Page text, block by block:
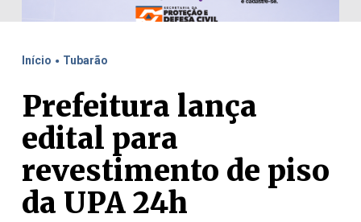
Início . Tubarão
Prefeitura lança
edital para
revestimento de piso
da UPA 24h